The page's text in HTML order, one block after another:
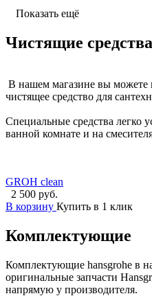
Показать ещё
Чистящие средства
В нашем магазине вы можете
чистящее средство для
Специальные средства легко
ванной комнате и на
GROH clean
2 500 руб.
В корзину Купить в 1 клик
Комплектующие
Комплектующие hansgrohe в
оригинальные запчасти
напрямую у производителя.